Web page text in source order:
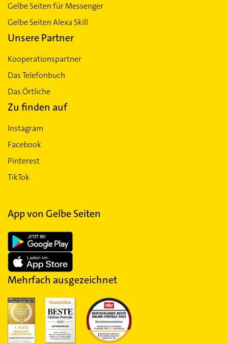
Gelbe Seiten für Messenger
Gelbe Seiten Alexa Skill
Unsere Partner
Kooperationspartner
Das Telefonbuch
Das Örtliche
Zu finden auf
Instagram
Facebook
Pinterest
TikTok
App von Gelbe Seiten
Mehrfach ausgezeichnet